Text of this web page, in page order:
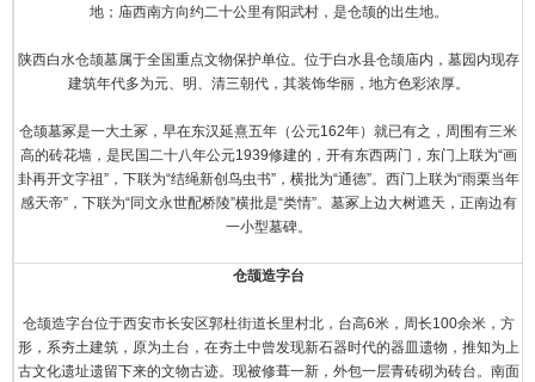
地；庙西南方向约二十公里有阳武村，是仓颉的出生地。
陕西白水仓颉墓属于全国重点文物保护单位。位于白水县仓颉庙内，墓园内现存
建筑年代多为元、明、清三朝代，其装饰华丽，地方色彩浓厚。
仓颉墓冢是一大土冢，早在东汉延熹五年（公元162年）就已有之，周围有三米
高的砖花墙，是民国二十八年公元1939修建的，开有东西两门，东门上联为“画
卦再开文字祖”，下联为“结绳新创鸟虫书”，横批为“通德”。西门上联为“雨栗当年
感天帝”，下联为“同文永世配桥陵”横批是“类情”。墓冢上边大树遮天，正南边有
一小型墓碑。
仓颉造字台
仓颉造字台位于西安市长安区郭杜街道长里村北，台高6米，周长100余米，方
形，系夯土建筑，原为土台，在夯土中曾发现新石器时代的器皿遗物，推知为上
古文化遗址遗留下来的文物古迹。现被修葺一新，外包一层青砖砌为砖台。南面